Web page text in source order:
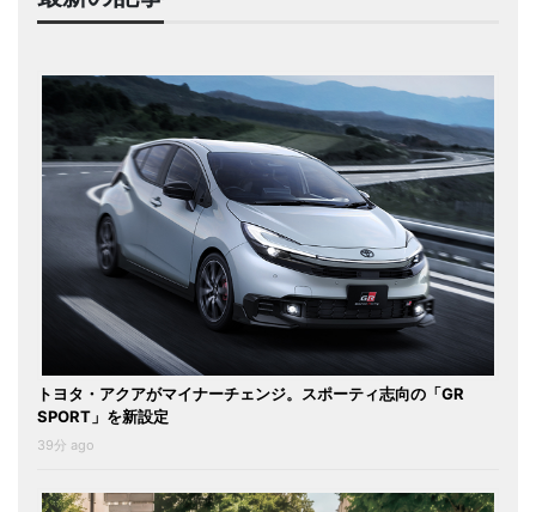
トヨタ・アクアがマイナーチェンジ。スポーティ志向の「GR
SPORT」を新設定
39分 ago